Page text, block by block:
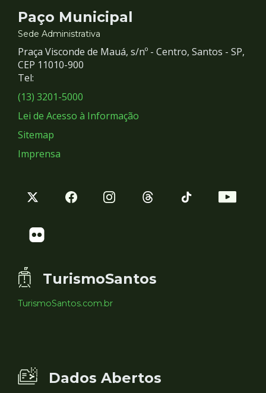
Contato
e
Redes
Sociais
Paço Municipal
Sede Administrativa
Praça Visconde de Mauá, s/nº - Centro, Santos - SP,
CEP 11010-900
Tel:
(13) 3201-5000
Lei de Acesso à Informação
Sitemap
Imprensa
TurismoSantos
TurismoSantos.com.br
Dados Abertos